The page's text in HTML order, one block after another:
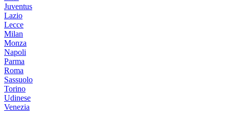
Juventus
Lazio
Lecce
Milan
Monza
Napoli
Parma
Roma
Sassuolo
Torino
Udinese
Venezia